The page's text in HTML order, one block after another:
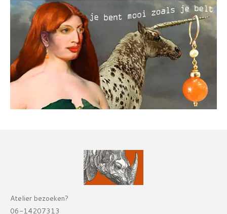
Atelier bezoeken?
06-14207313